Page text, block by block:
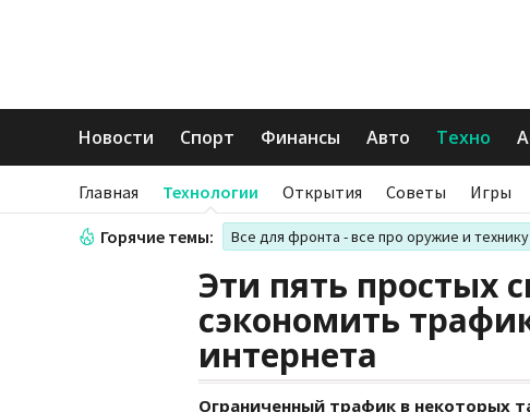
Новости Спорт Финансы Авто Техно
Главная Технологии Открытия Советы Игры
Горячие темы: Все для фронта - все про оружие и технику
Эти пять простых
сэкономить
интернета
Ограниченный трафик в некоторых